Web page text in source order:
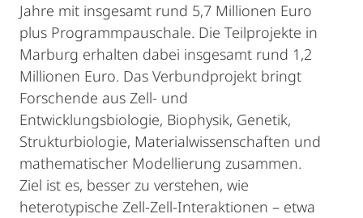
Jahre mit insgesamt rund 5,7 Millionen Euro
plus Programmpauschale. Die Teilprojekte in
Marburg erhalten dabei insgesamt rund 1,2
Millionen Euro. Das Verbundprojekt bringt
Forschende aus Zell- und
Entwicklungsbiologie, Biophysik, Genetik,
Strukturbiologie, Materialwissenschaften und
mathematischer Modellierung zusammen.
Ziel ist es, besser zu verstehen, wie
heterotypische Zell-Zell-Interaktionen – etwa